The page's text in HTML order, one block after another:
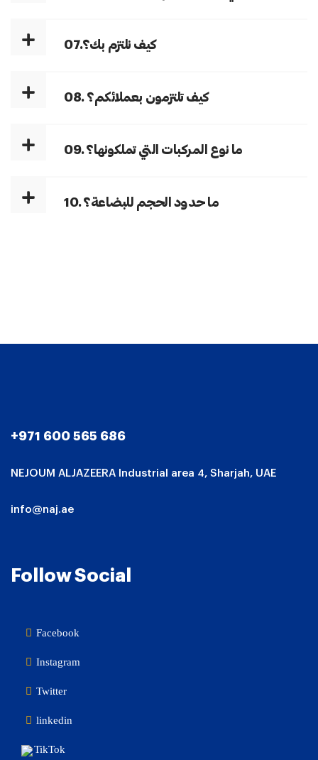
07.كيف نلتزم بك؟
08. كيف تلتزمون بعملائكم؟
09. ما نوع المركبات التي تملكونها؟
10. ما حدود الحجم للبضاعة؟
+971 600 565 686
NEJOUM ALJAZEERA Industrial area 4, Sharjah, UAE
info@naj.ae
Follow Social
Facebook
Instagram
Twitter
linkedin
TikTok